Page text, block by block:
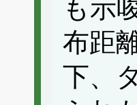
も示
布距
下、